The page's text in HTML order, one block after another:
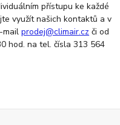
přístupu ke každé
využít našich kontaktů a v
mailprodej@climair.cz či od
hod. na tel. čísla 313 564